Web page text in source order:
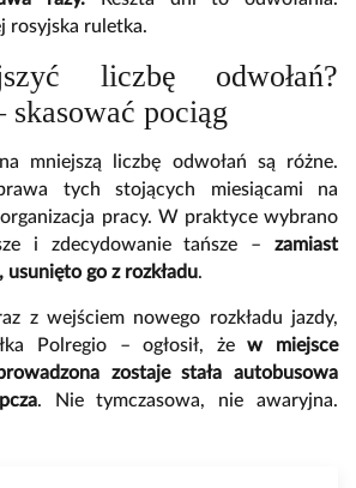
rosyjska ruletka.
liczbę odwołań?
pociąg
mniejszą liczbę odwołań są różne.
tych stojących miesiącami na
pracy. W praktyce wybrano
i zdecydowanie tańsze – zamiast
go z rozkładu.
z wejściem nowego rozkładu jazdy,
Polregio– ogłosił, żew miejsce
zostaje stała autobusowa
. Nie tymczasowa, nie awaryjna.